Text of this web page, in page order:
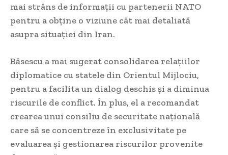
mai strâns de informații cu partenerii NATO
pentru a obține o viziune cât mai detaliată
asupra situației din Iran.
Băsescu a mai sugerat consolidarea relațiilor
diplomatice cu statele din Orientul Mijlociu,
pentru a facilita un dialog deschis și a diminua
riscurile de conflict. În plus, el a recomandat
crearea unui consiliu de securitate națională
care să se concentreze în exclusivitate pe
evaluarea și gestionarea riscurilor provenite